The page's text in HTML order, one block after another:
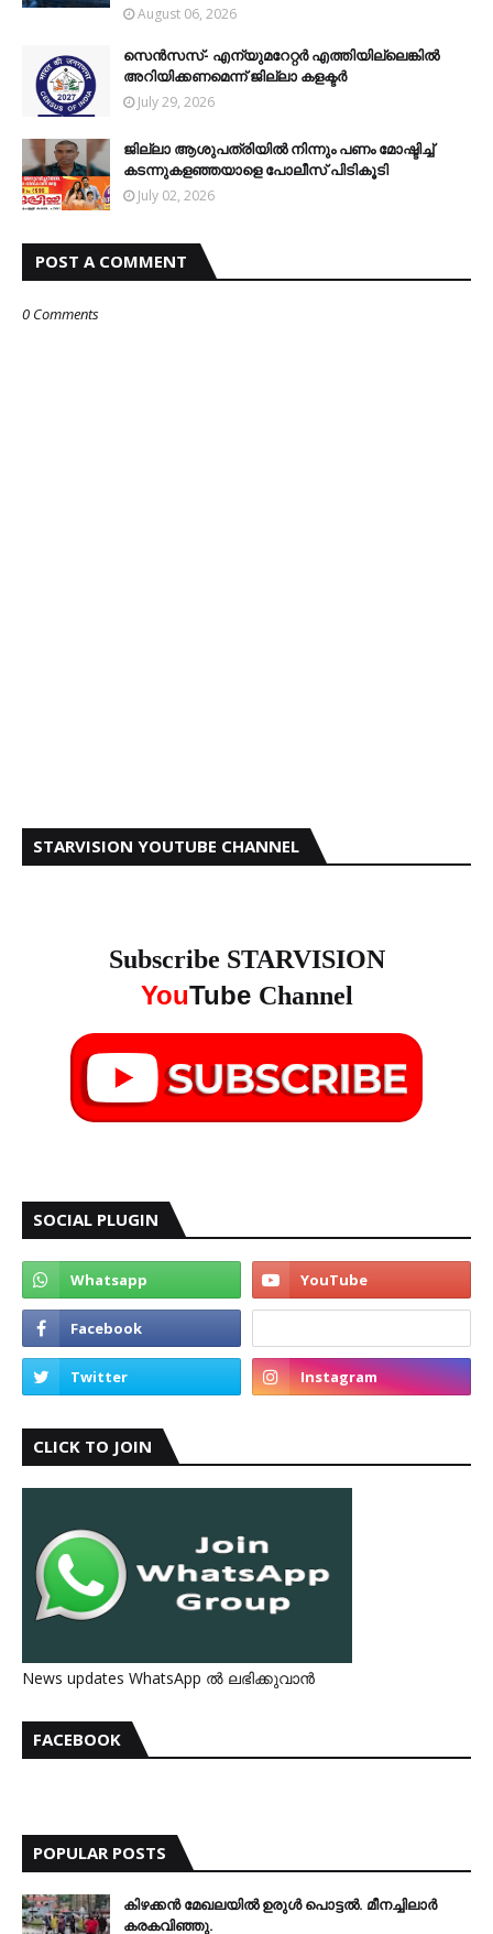
August 06, 2026
സെന്‍സസ്- എന്യുമറേറ്റര്‍ എത്തിയില്ലെങ്കില്‍
അറിയിക്കണമെന്ന് ജില്ലാ കളക്ടര്‍
July 29, 2026
ജില്ലാ ആശുപത്രിയിൽ നിന്നും പണം മോഷ്ടിച്ച്
കടന്നുകളഞ്ഞയാളെ പോലീസ് പിടികൂടി
July 02, 2026
POST A COMMENT
0 Comments
STARVISION YOUTUBE CHANNEL
Subscribe STARVISION
YouTube Channel
SOCIAL PLUGIN
CLICK TO JOIN
News updates WhatsApp ൽ ലഭിക്കുവാൻ
FACEBOOK
POPULAR POSTS
കിഴക്കന്‍ മേഖലയില്‍ ഉരുള്‍ പൊട്ടല്‍. മീനച്ചിലാര്‍
കരകവിഞ്ഞു.